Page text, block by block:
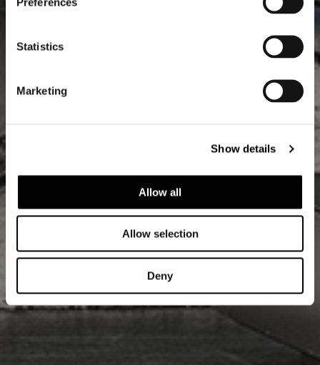
Statistics
Marketing
Show details
Allow all
Allow selection
Deny